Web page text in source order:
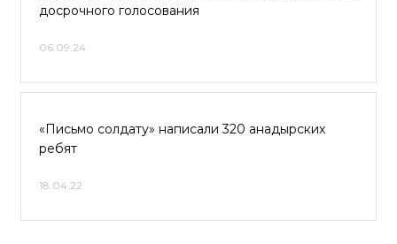
досрочного голосования
06.09.24
«Письмо солдату» написали 320 анадырских
ребят
18.04.22